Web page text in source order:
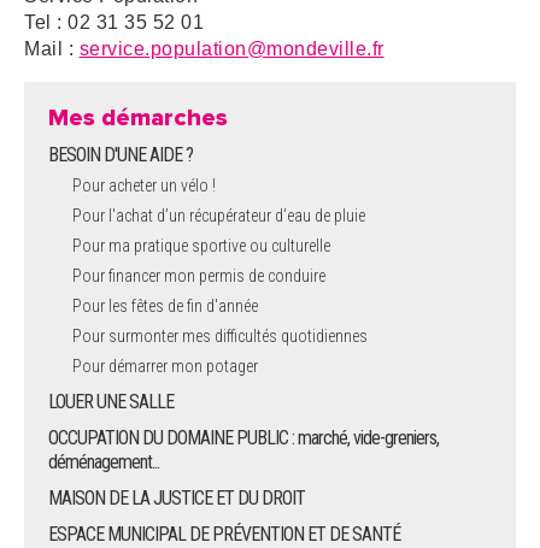
Tel : 02 31 35 52 01
Mail : service.population@mondeville.fr
Mes démarches
BESOIN D'UNE AIDE ?
Pour acheter un vélo !
Pour l'achat d’un récupérateur d’eau de pluie
Pour ma pratique sportive ou culturelle
Pour financer mon permis de conduire
Pour les fêtes de fin d'année
Pour surmonter mes difficultés quotidiennes
Pour démarrer mon potager
LOUER UNE SALLE
OCCUPATION DU DOMAINE PUBLIC : marché, vide-greniers,
déménagement...
MAISON DE LA JUSTICE ET DU DROIT
ESPACE MUNICIPAL DE PRÉVENTION ET DE SANTÉ